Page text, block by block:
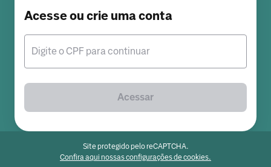
Acesse ou crie uma conta
Digite o CPF para continuar
Acessar
Site protegido pelo reCAPTCHA.
Confira aqui nossas configurações de cookies.